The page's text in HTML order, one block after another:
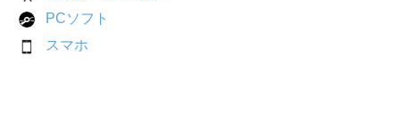
PCソフト
スマホ